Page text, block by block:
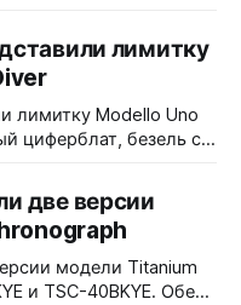
из матовой чёрной
стекло с
головка,
(BioVeg из
лимитку
лимитку Modello Uno
стандарту MIL-STD-
две версии
модели Titanium
TSC-40BKYE. Обе